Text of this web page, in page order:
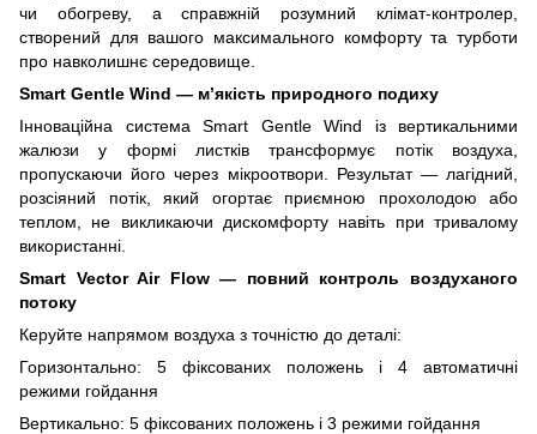
чи обогреву, а справжній розумний клімат-контролер,
створений для вашого максимального комфорту та турботи
про навколишнє середовище.
Smart Gentle Wind — м’якість природного подиху
Інноваційна система Smart Gentle Wind із вертикальними
жалюзи у формі листків трансформує потік воздуха,
пропускаючи його через мікроотвори. Результат — лагідний,
розсіяний потік, який огортає приємною прохолодою або
теплом, не викликаючи дискомфорту навіть при тривалому
використанні.
Smart Vector Air Flow — повний контроль воздуханого
потоку
Керуйте напрямом воздуха з точністю до деталі:
Горизонтально: 5 фіксованих положень і 4 автоматичні
режими гойдання
Вертикально: 5 фіксованих положень і 3 режими гойдання